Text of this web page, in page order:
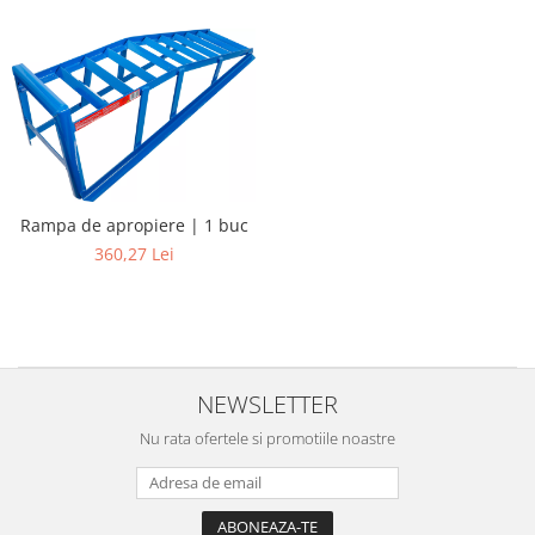
Rampa de apropiere | 1 buc
360,27 Lei
NEWSLETTER
Nu rata ofertele si promotiile noastre